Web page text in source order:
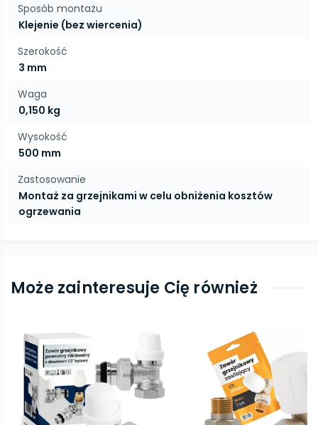
Sposób montażu
Klejenie (bez wiercenia)
Szerokość
3 mm
Waga
0,150 kg
Wysokość
500 mm
Zastosowanie
Montaż za grzejnikami w celu obniżenia kosztów
ogrzewania
Może zainteresuje Cię również